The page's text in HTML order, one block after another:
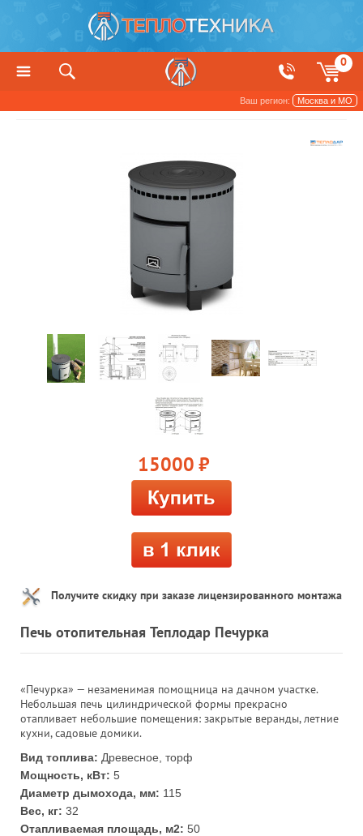
0
Ваш регион: Москва и МО
Печи отопительные
15000 руб.
Получите скидку при заказе лицензированного монтажа
Печь отопительная Теплодар Печурка
«Печурка» — незаменимая помощница на дачном участке.
Небольшая печь цилиндрической формы прекрасно
отапливает небольшие помещения: закрытые веранды, летние
кухни, садовые домики.
Вид топлива: Древесное, торф
Мощность, кВт: 5
Диаметр дымохода, мм: 115
Вес, кг: 32
Отапливаемая площадь, м2: 50